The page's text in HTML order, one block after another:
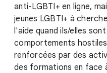
anti-LGBTI+ en ligne,
jeunes LGBTI+ à
l'aide quand ils/elles
comportements
renforcées par des
des formations en face